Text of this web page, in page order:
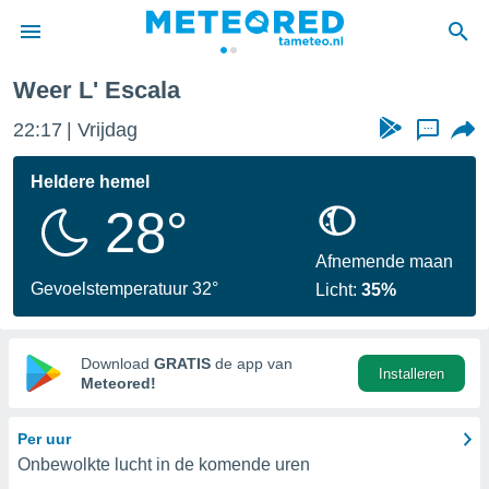
door
verstrekte
hoge
hebt de
voor
op basis
Weer L' Escala
22:17 Vrijdag ...
Heldere hemel
28°
Gevoelstemperatuur 32°
Afnemende maan
Licht:35%
Download GRATIS de app van
Meteored!
Installeren
Per uur
Onbewolkte lucht in de komende uren